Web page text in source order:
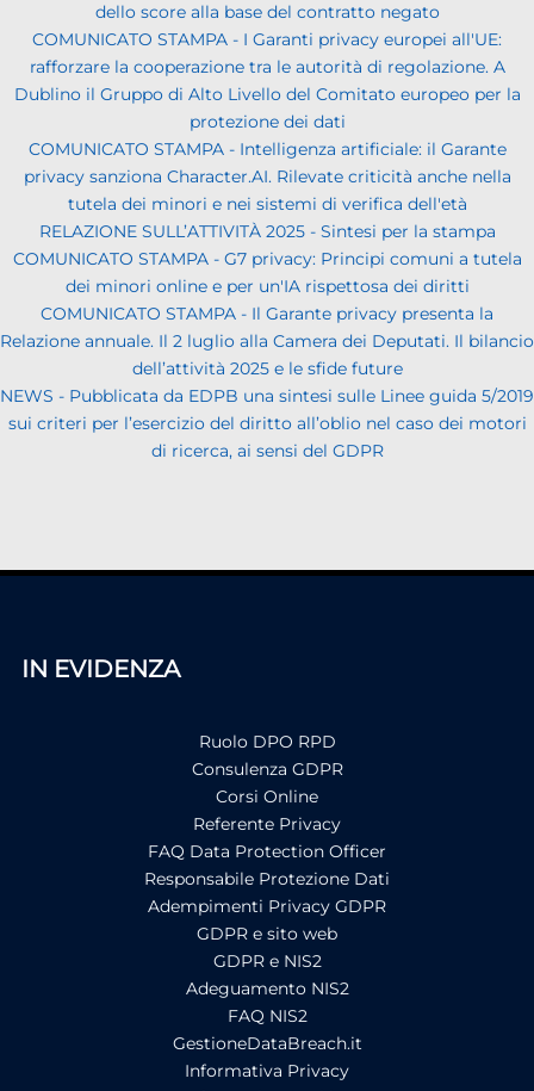
dello score alla base del contratto negato
COMUNICATO STAMPA - I Garanti privacy europei all'UE:
rafforzare la cooperazione tra le autorità di regolazione. A
Dublino il Gruppo di Alto Livello del Comitato europeo per la
protezione dei dati
COMUNICATO STAMPA - Intelligenza artificiale: il Garante
privacy sanziona Character.AI. Rilevate criticità anche nella
tutela dei minori e nei sistemi di verifica dell'età
RELAZIONE SULL’ATTIVITÀ 2025 - Sintesi per la stampa
COMUNICATO STAMPA - G7 privacy: Principi comuni a tutela
dei minori online e per un'IA rispettosa dei diritti
COMUNICATO STAMPA - Il Garante privacy presenta la
Relazione annuale. Il 2 luglio alla Camera dei Deputati. Il bilancio
dell’attività 2025 e le sfide future
NEWS - Pubblicata da EDPB una sintesi sulle Linee guida 5/2019
sui criteri per l’esercizio del diritto all’oblio nel caso dei motori
di ricerca, ai sensi del GDPR
IN EVIDENZA
Ruolo DPO RPD
Consulenza GDPR
Corsi Online
Referente Privacy
FAQ Data Protection Officer
Responsabile Protezione Dati
Adempimenti Privacy GDPR
GDPR e sito web
GDPR e NIS2
Adeguamento NIS2
FAQ NIS2
GestioneDataBreach.it
Informativa Privacy